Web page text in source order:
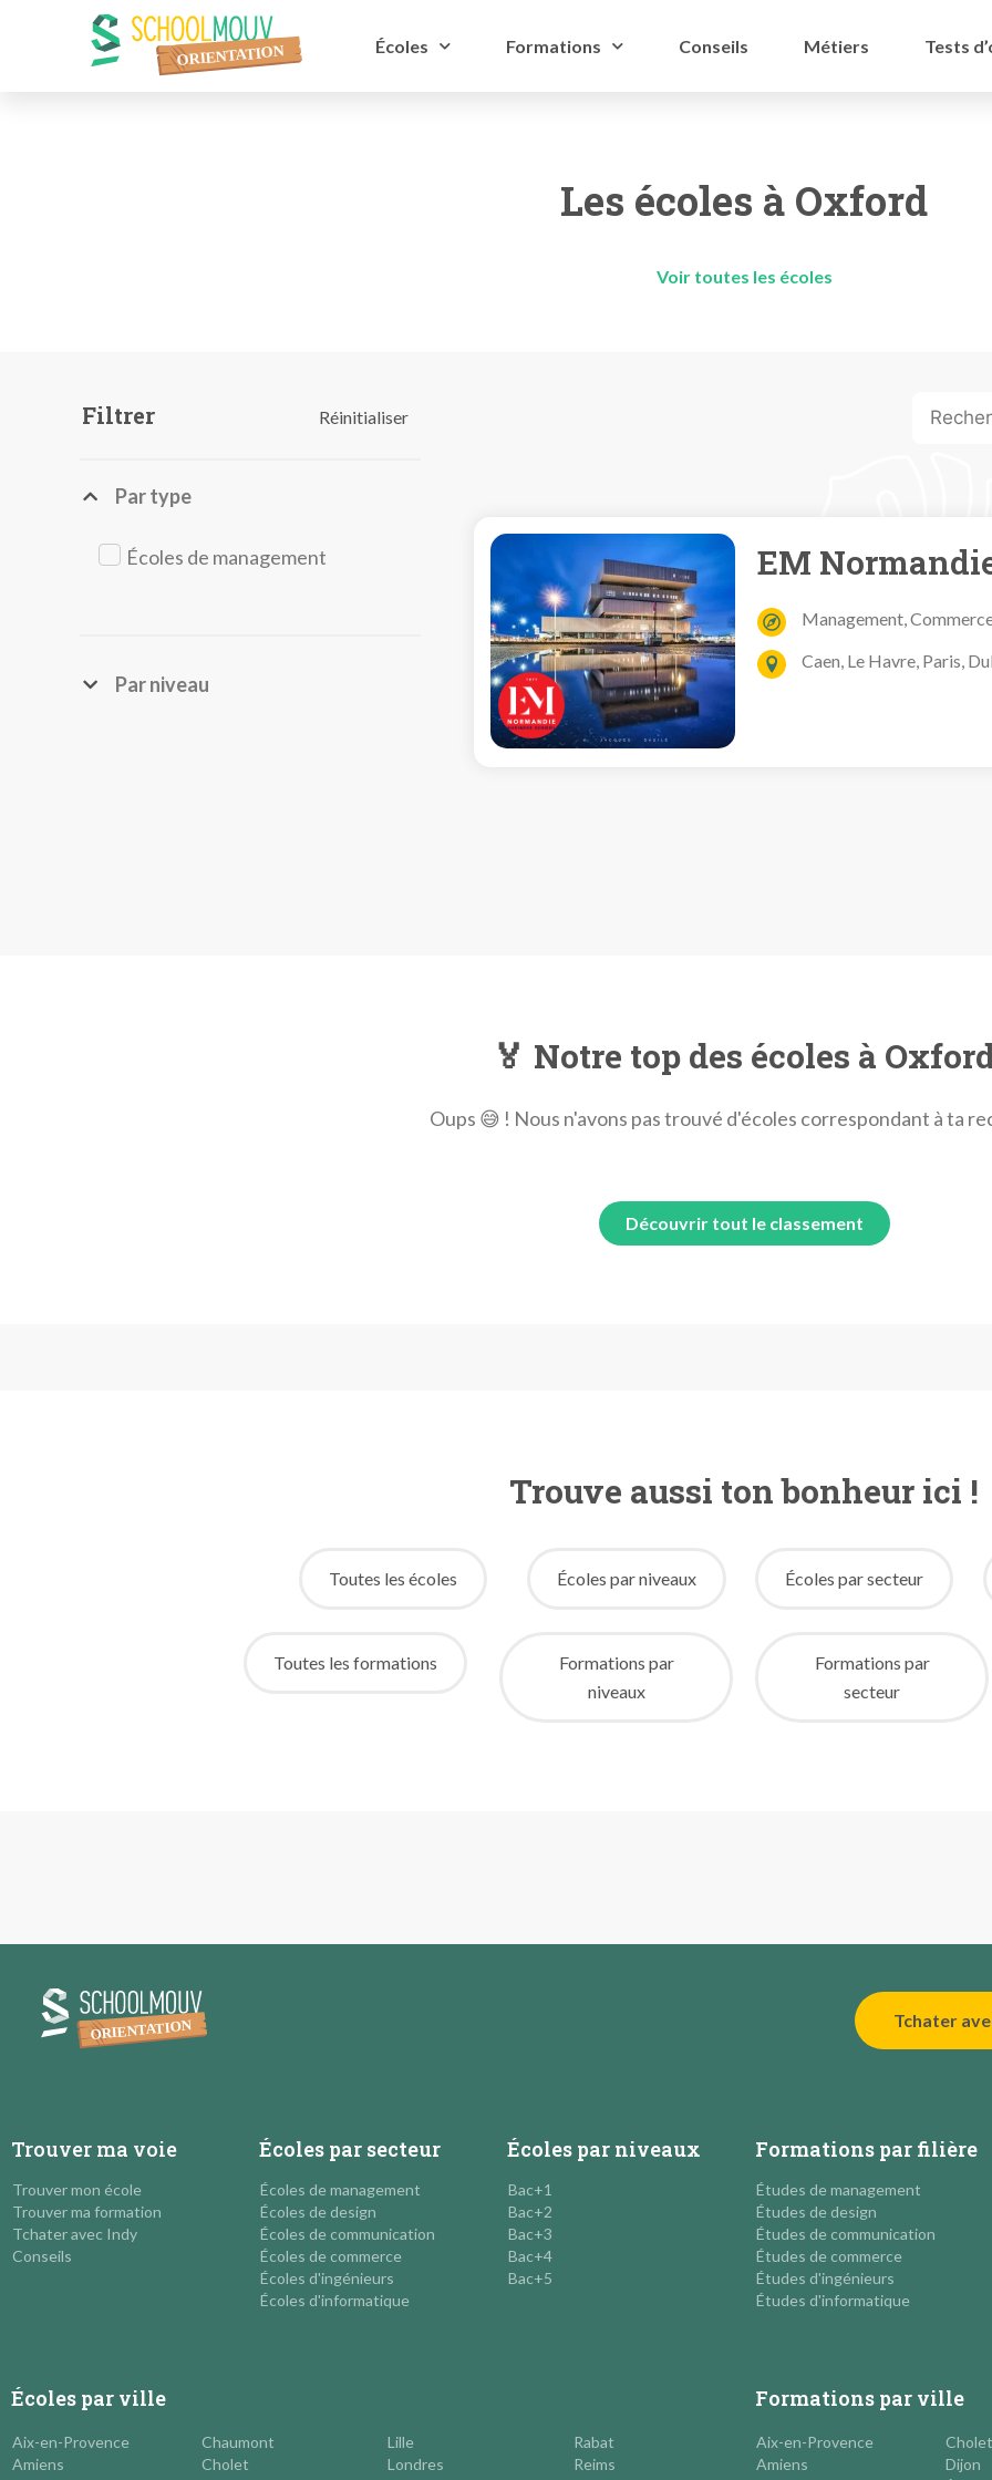
Écoles Formations Conseils Métiers Tests
Les écoles à Oxford
Voir toutes les écoles
Filtrer Réinitialiser
Par type
Écoles de management
Par niveau
EM
Management,
Caen, Le Havre, Paris,
🏅 Notre top des écoles à
Oups 😅 ! Nous n'avons pas trouvé d'écoles correspondant à ta
Découvrir tout le classement
Trouve aussi ton bonheur ici !
Toutes les écoles Écoles par niveaux Écoles par secteur
Toutes les formations
Formations par
niveaux
Formations par
secteur
Tchater
Trouver ma voie
Trouver mon école
Trouver ma formation
Tchater avec Indy
Conseils
Écoles par secteur
Écoles de management
Écoles de design
Écoles de communication
Écoles de commerce
Écoles d'ingénieurs
Écoles d'informatique
Écoles par niveaux
Bac+1
Bac+2
Bac+3
Bac+4
Bac+5
Formations par filière
Études de management
Études de design
Études de communication
Études de commerce
Études d'ingénieurs
Études d'informatique
Écoles par ville Formations par ville
Aix-en-Provence
Amiens
Chaumont
Cholet
Lille
Londres
Rabat
Reims
Aix-en-Provence
Amiens
Cholet
Dijon